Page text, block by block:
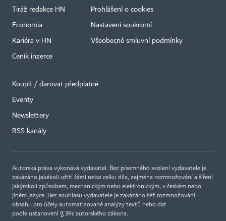
Tiráž redakce HN
Economia
Kariéra v HN
Ceník inzerce
Prohlášení o cookies
Nastavení soukromí
Všeobecné smluvní podmínky
Koupit / darovat předplatné
Eventy
Newslettery
RSS kanály
Autorská práva vykonává vydavatel. Bez písemného svolení vydavatele je
zakázáno jakékoli užití částí nebo celku díla, zejména rozmnožování a šíření
jakýmkoli způsobem, mechanickým nebo elektronickým, v českém nebo
jiném jazyce. Bez souhlasu vydavatele je zakázáno též rozmnožování
obsahu pro účely automatizované analýzy textů nebo dat
podle ustanovení § 39c autorského zákona.